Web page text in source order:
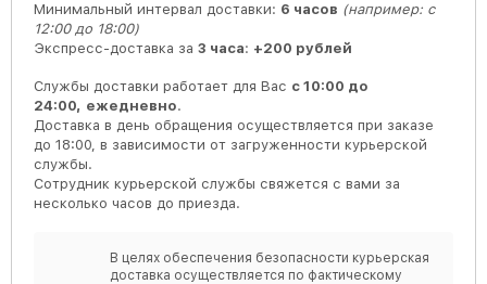
Минимальный интервал доставки: 6 часов (например: с
12:00 до 18:00)
Экспресс-доставка за 3 часа: +200 рублей
Службы доставки работает для Вас с 10:00 до
24:00, ежедневно.
Доставка в день обращения осуществляется при заказе
до 18:00, в зависимости от загруженности курьерской
службы.
Сотрудник курьерской службы свяжется с вами за
несколько часов до приезда.
В целях обеспечения безопасности курьерская
доставка осуществляется по фактическому